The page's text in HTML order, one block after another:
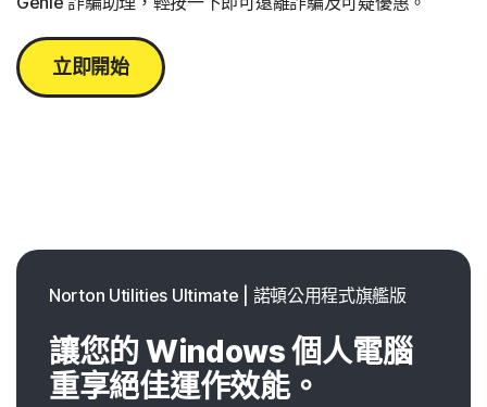
立即開始
Norton Utilities Ultimate | 諾頓公用程式旗艦版
讓您的 Windows 個人電腦
重享絕佳運作效能。